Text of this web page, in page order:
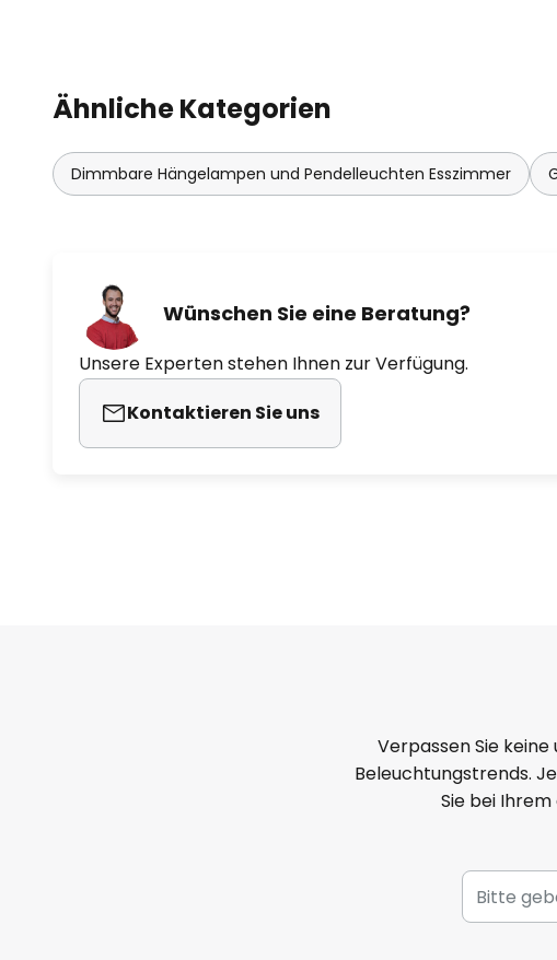
Ähnliche Kategorien
Dimmbare Hängelampen und Pendelleuchten Esszimmer
Wünschen Sie eine Beratung?
Unsere Experten stehen Ihnen zur Verfügung.
Kontaktieren Sie uns
Verpassen Sie
Beleuchtungstrends.
Sie bei